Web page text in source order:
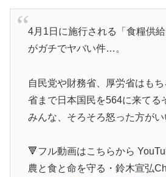
4月1日に施行される「食糧供給
がガチでヤバい件…。
自民党や財務省、厚労省はも
省まで日本国民を564に来てる
みんな、そろそろ怒った方が
🔻フル動画はこちらから
農と食と命を守る・鈴木宣弘